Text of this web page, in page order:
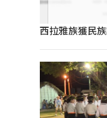
西拉雅族獲民